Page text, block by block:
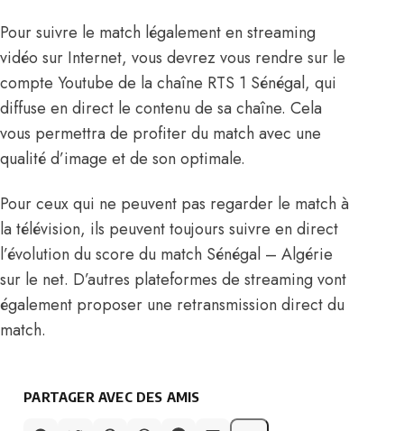
Pour suivre le match légalement en streaming
vidéo sur Internet, vous devrez vous rendre sur le
compte Youtube de la chaîne RTS 1 Sénégal, qui
diffuse en direct le contenu de sa chaîne. Cela
vous permettra de profiter du match avec une
qualité d’image et de son optimale.
Pour ceux qui ne peuvent pas regarder le match à
la télévision, ils peuvent toujours suivre en direct
l’évolution du score du match Sénégal – Algérie
sur le net. D’autres plateformes de streaming vont
également proposer une retransmission directdu
match.
PARTAGER AVEC DES AMIS